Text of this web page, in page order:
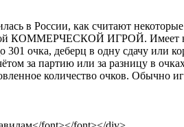
в России, как считают
КОММЕРЧЕСКОЙ ИГРОЙ. Имеет
очка, деберц в одну сдачу или
партию или за разницу в
количество очков. Обычно